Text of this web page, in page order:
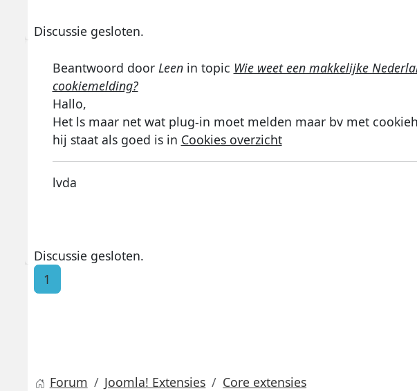
Discussie gesloten.
Beantwoord door Leenin topic Wie weet een makkelijke
cookiemelding?
Hallo,
Het ls maar net wat plug-in moet melden maar bv met
hij staat als goed is in Cookies overzicht
lvda
Discussie gesloten.
1
Forum Joomla! Extensies
Core extensies